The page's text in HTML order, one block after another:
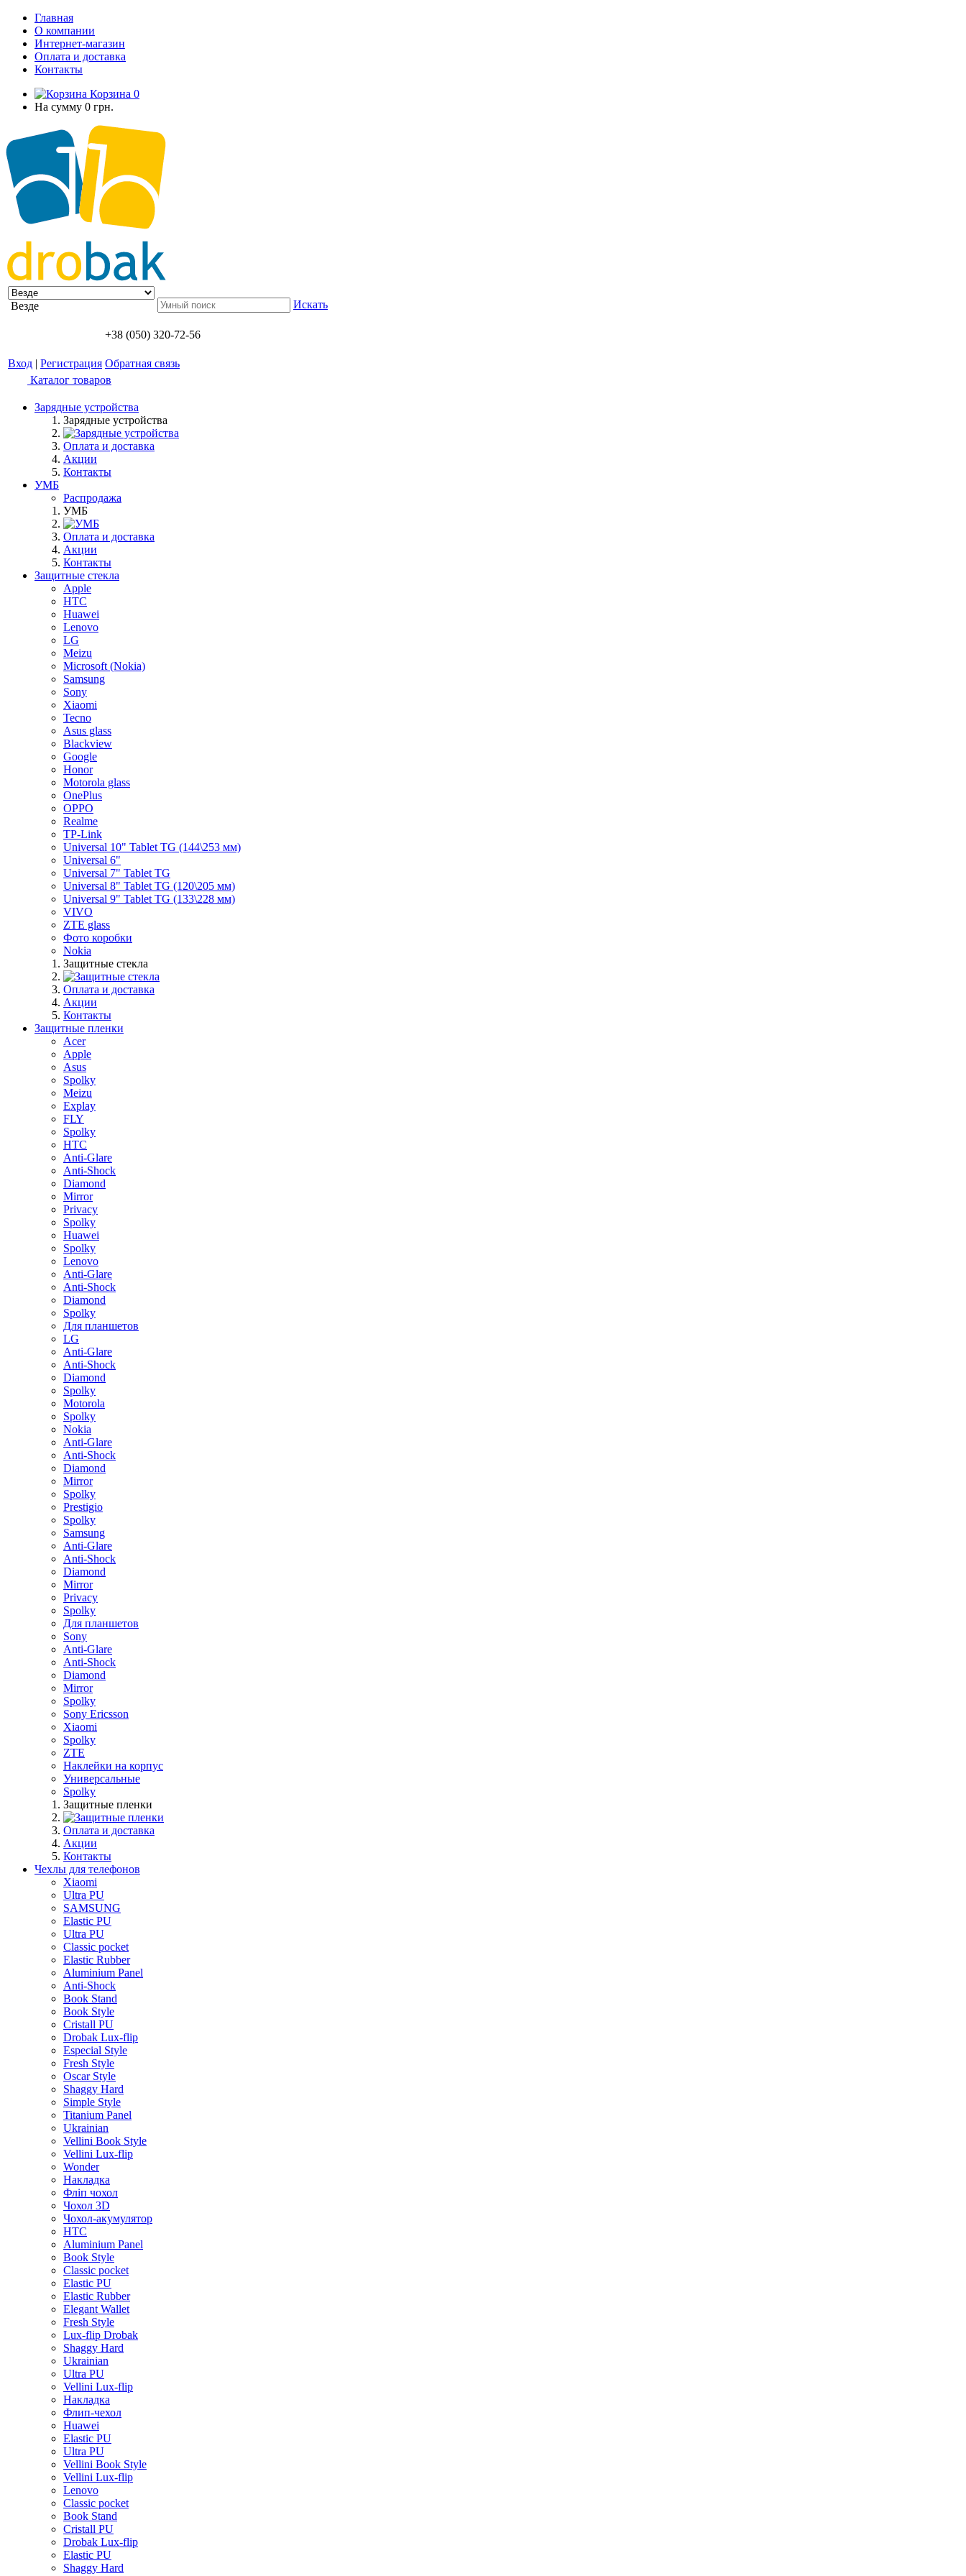
Главная
О компании
Интернет-магазин
Оплата и доставка
Контакты
Корзина 0
На сумму 0 грн.
Везде Искать
+38 (050) 320-72-56
Вход | Регистрация Обратная связь
Каталог товаров
Зарядные устройства
Зарядные устройства
Оплата и доставка
Акции
Контакты
УМБ
Распродажа
УМБ
Оплата и доставка
Акции
Контакты
Защитные стекла
Apple
HTC
Huawei
Lenovo
LG
Meizu
Microsoft (Nokia)
Samsung
Sony
Xiaomi
Tecno
Asus glass
Blackview
Google
Honor
Motorola glass
OnePlus
OPPO
Realme
TP-Link
Universal 10" Tablet TG (144\253 мм)
Universal 6"
Universal 7" Tablet TG
Universal 8" Tablet TG (120\205 мм)
Universal 9" Tablet TG (133\228 мм)
VIVO
ZTE glass
Фото коробки
Nokia
Защитные стекла
Оплата и доставка
Акции
Контакты
Защитные пленки
Acer
Apple
Asus
Spolky
Meizu
Explay
FLY
Spolky
HTC
Anti-Glare
Anti-Shock
Diamond
Mirror
Privacy
Spolky
Huawei
Spolky
Lenovo
Anti-Glare
Anti-Shock
Diamond
Spolky
Для планшетов
LG
Anti-Glare
Anti-Shock
Diamond
Spolky
Motorola
Spolky
Nokia
Anti-Glare
Anti-Shock
Diamond
Mirror
Spolky
Prestigio
Spolky
Samsung
Anti-Glare
Anti-Shock
Diamond
Mirror
Privacy
Spolky
Для планшетов
Sony
Anti-Glare
Anti-Shock
Diamond
Mirror
Spolky
Sony Ericsson
Xiaomi
Spolky
ZTE
Наклейки на корпус
Универсальные
Spolky
Защитные пленки
Оплата и доставка
Акции
Контакты
Чехлы для телефонов
Xiaomi
Ultra PU
SAMSUNG
Elastic PU
Ultra PU
Classic pocket
Elastic Rubber
Aluminium Panel
Anti-Shock
Book Stand
Book Style
Cristall PU
Drobak Lux-flip
Especial Style
Fresh Style
Oscar Style
Shaggy Hard
Simple Style
Titanium Panel
Ukrainian
Vellini Book Style
Vellini Lux-flip
Wonder
Накладка
Фліп чохол
Чохол 3D
Чохол-акумулятор
HTC
Aluminium Panel
Book Style
Classic pocket
Elastic PU
Elastic Rubber
Elegant Wallet
Fresh Style
Lux-flip Drobak
Shaggy Hard
Ukrainian
Ultra PU
Vellini Lux-flip
Накладка
Флип-чехол
Huawei
Elastic PU
Ultra PU
Vellini Book Style
Vellini Lux-flip
Lenovo
Classic pocket
Book Stand
Cristall PU
Drobak Lux-flip
Elastic PU
Shaggy Hard